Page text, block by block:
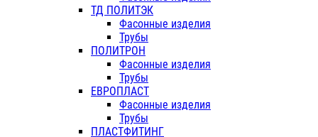
ТД ПОЛИТЭК
Фасонные изделия
Трубы
ПОЛИТРОН
Фасонные изделия
Трубы
ЕВРОПЛАСТ
Фасонные изделия
Трубы
ПЛАСТФИТИНГ